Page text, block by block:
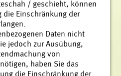
/ geschieht, können
die Einschränkung der
Daten nicht
jedoch zur Ausübung,
von
haben Sie das